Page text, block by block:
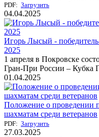
PDF: Загрузить
04.04.2025
Игорь Лысый -
2025
1 апреля в Покровске
Гран-При России – Кубка
01.04.2025
Положение о проведении
шахматам среди ветеранов
PDF: Загрузить
27.03.2025